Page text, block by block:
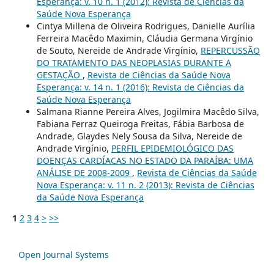
Saúde Nova Esperança
Cintya Millena de Oliveira Rodrigues, Danielle Aurília
Ferreira Macêdo Maximin, Cláudia Germana Virgínio
de Souto, Nereide de Andrade Virgínio, REPERCUSSÃO
DO TRATAMENTO DAS NEOPLASIAS DURANTE A
GESTAÇÃO , Revista de Ciências da Saúde Nova
Esperança: v. 14 n. 1 (2016): Revista de Ciências da
Saúde Nova Esperança
Salmana Rianne Pereira Alves, Jogilmira Macêdo Silva,
Fabiana Ferraz Queiroga Freitas, Fábia Barbosa de
Andrade, Glaydes Nely Sousa da Silva, Nereide de
Andrade Virgínio, PERFIL EPIDEMIOLÓGICO DAS
DOENÇAS CARDÍACAS NO ESTADO DA PARAÍBA: UMA
ANÁLISE DE 2008-2009 , Revista de Ciências da Saúde
Nova Esperança: v. 11 n. 2 (2013): Revista de Ciências
da Saúde Nova Esperança
1 2 3 4 > >>
Open Journal Systems